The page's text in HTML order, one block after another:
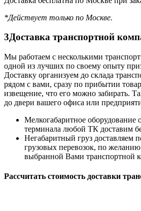
*Действует только по Москве.
3Доставка транспортной
Мы работаем с несколькими
одной из лучших по своему опыту
Доставку организуем до склада
рядом с вами, сразу по прибытии
извещение, что его можно забирать.
до двери вашего офиса или
Мелкогабаритное оборудование
терминала любой ТК доставим
Негабаритный груз доставляем
грузовых перевозок, по
выбранной Вами транспортной
Рассчитать стоимость доставки